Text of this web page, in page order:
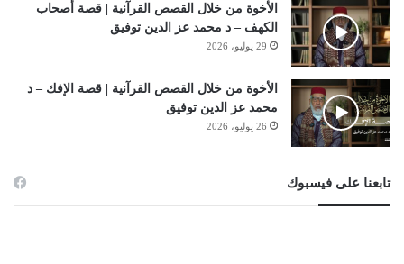
الأخوة من خلال القصص القرآنية | قصة أصحاب
الكهف – د محمد عز الدين توفيق
29 يوليو، 2026
الأخوة من خلال القصص القرآنية | قصة الإفك – د
محمد عز الدين توفيق
26 يوليو، 2026
تابعنا على فيسبوك